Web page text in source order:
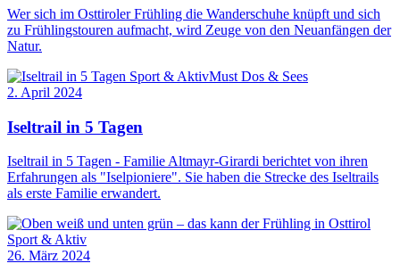
Wer sich im Osttiroler Frühling die Wanderschuhe knüpft und sich
zu Frühlingstouren aufmacht, wird Zeuge von den Neuanfängen der
Natur.
Sport & AktivMust Dos & Sees
2. April 2024
Iseltrail in 5 Tagen
Iseltrail in 5 Tagen - Familie Altmayr-Girardi berichtet von ihren
Erfahrungen als "Iselpioniere". Sie haben die Strecke des Iseltrails
als erste Familie erwandert.
Sport & Aktiv
26. März 2024